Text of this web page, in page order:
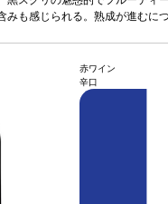
みも感じられる。熟成が進むに
赤ワイン
辛口